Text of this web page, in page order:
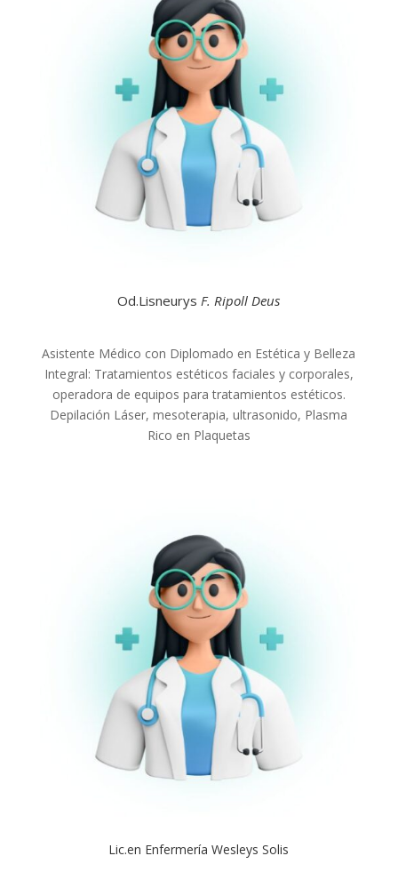
Od.Lisneurys F. Ripoll Deus
Asistente Médico con Diplomado en Estética y Belleza
Integral: Tratamientos estéticos faciales y corporales,
operadora de equipos para tratamientos estéticos.
Depilación Láser, mesoterapia, ultrasonido, Plasma
Rico en Plaquetas
Lic.en Enfermería Wesleys Solis